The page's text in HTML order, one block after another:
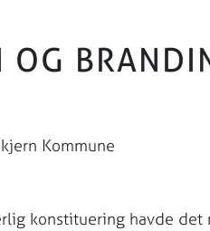
OG
Kommune
konstituering havde